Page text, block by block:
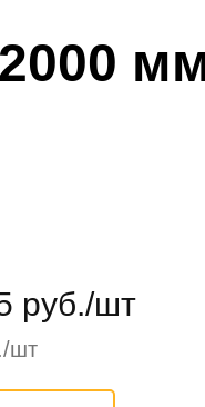
руб./шт
шт